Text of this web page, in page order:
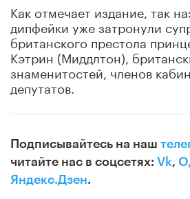
Как отмечает издание, так
дипфейки уже затронули
британского престола
Кэтрин (Миддлтон),
знаменитостей, членов
депутатов.
Подписывайтесь на наш
читайте нас в соцсетях: Vk,
Яндекс.Дзен.